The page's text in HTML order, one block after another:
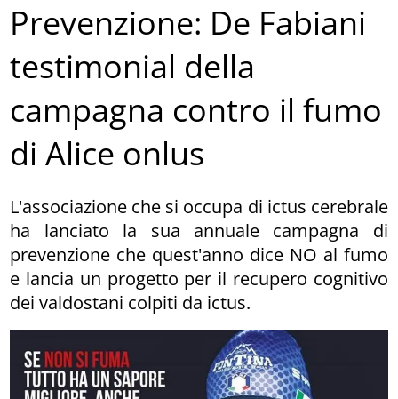
Prevenzione: De Fabiani
testimonial della
campagna contro il fumo
di Alice onlus
L'associazione che si occupa di ictus cerebrale
ha lanciato la sua annuale campagna di
prevenzione che quest'anno dice NO al fumo
e lancia un progetto per il recupero cognitivo
dei valdostani colpiti da ictus.